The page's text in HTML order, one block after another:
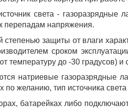
света -
перепадам напряжения.
защиты от влаги
сроком
температуру до -30 градусов) и
натриевые газоразрядные
по желанию, тип источника
батарейках либо